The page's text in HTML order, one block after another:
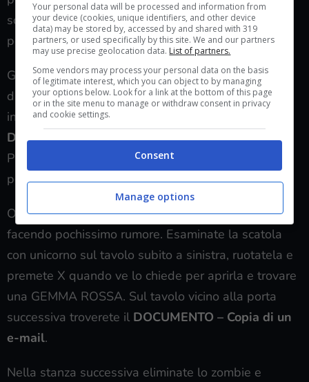
sopra ai suoi tasti, occhio perché suonerá. Entrate
poi nella porta di destra e chiudetela.
Giunti alla Galleria, raccogliete altre 6 MUNIZIONI
dal piccolo tavolo e poi esaminate il camice
insanguinato appeso a sinistra per trovare il
DOCUMENTO – Bigliettino Piegato. C’è anche una
PIANTA VERDE sul tavolo a destra (ricordate che
potete combinarle).
Ora entrate nell’Ufficio del Presidente, sempre
facendo pochissimo rumore. Esaminate la scatola
con unicorno sul tavolo subito a sinistra, ruotatela e
premete X quando ve lo chiede per aprirla e trovare
una GEMMA ROSSA. Sul tavolo vicino alla porta
successiva troverete il DOCUMENTO – Copia di un
e-mail.
Nella stanza successiva eliminate lo zombie e
Your personal data will be processed and information from
your device (cookies, unique identifiers, and other device
data) may be stored by, accessed by and shared with 319
partners, or used specifically by this site. We and our partners
may use precise geolocation data. List of partners.
Some vendors may process your personal data on the basis
of legitimate interest, which you can object to by managing
your options below. Look for a link at the bottom of this page
or in the site menu to manage or withdraw consent in privacy
and cookie settings.
Consent
Manage options